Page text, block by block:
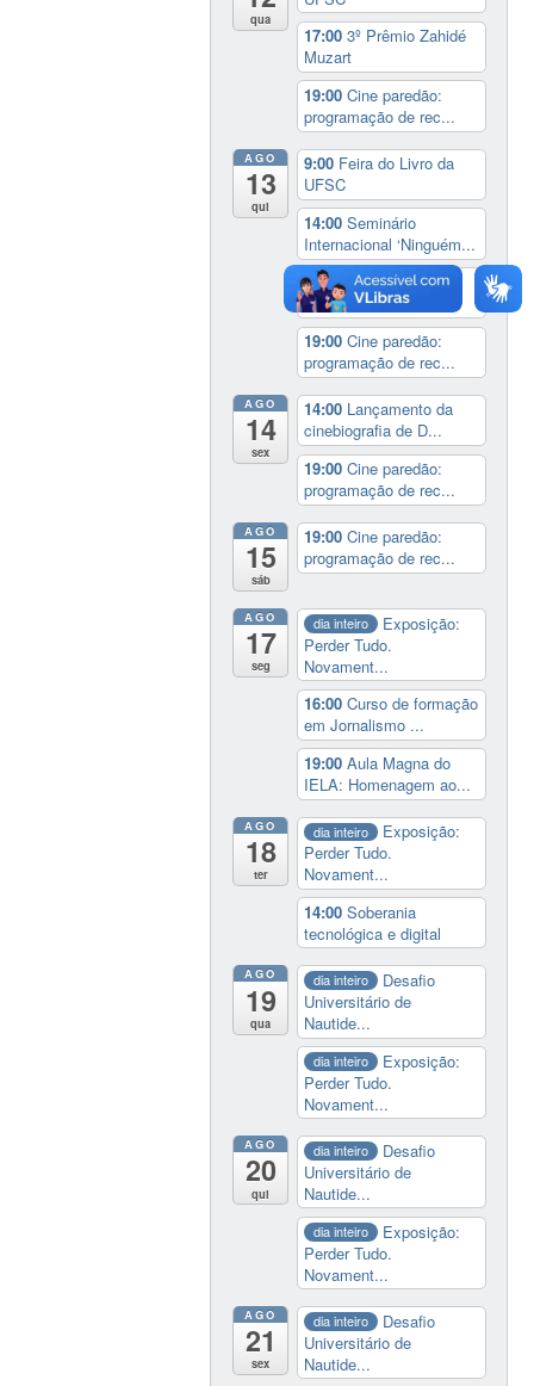
qua
17:003º Prêmio Zahidé
Muzart
19:00Cine paredão:
programação de rec...
AGO
13
qui
9:00 Feira do Livro da
UFSC
14:00Seminário
Internacional ‘Ninguém...
14:30 Sessão Especial
do Conselho Esta...
19:00Cine paredão:
programação de rec...
AGO
14
sex
14:00 Lançamento da
cinebiografia de D...
19:00Cine paredão:
programação de rec...
AGO
15
sáb
19:00Cine paredão:
programação de rec...
AGO
17
seg
dia inteiro
Exposição:
Perder Tudo.
Novament...
16:00Curso de formação
em Jornalismo ...
19:00Aula Magna do
IELA: Homenagem ao...
AGO
18
ter
dia inteiro
Exposição:
Perder Tudo.
Novament...
14:00Soberania
tecnológica e digital
AGO
19
qua
dia inteiro
Desafio
Universitário de
Nautide...
dia inteiro
Exposição:
Perder Tudo.
Novament...
AGO
20
qui
dia inteiro
Desafio
Universitário de
Nautide...
dia inteiro
Exposição:
Perder Tudo.
Novament...
AGO
21
sex
dia inteiro
Desafio
Universitário de
Nautide...